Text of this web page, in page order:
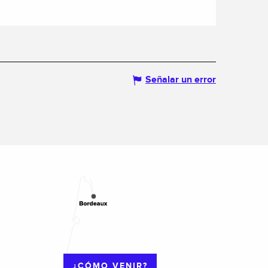
Señalar un error
¿CÓMO VENIR?